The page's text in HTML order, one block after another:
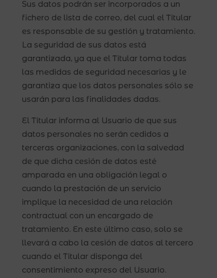
Sus datos podrán ser incorporados a un
fichero de lista de correo, del cual el Titular
es responsable de su gestión y tratamiento.
La seguridad de sus datos está
garantizada, ya que el Titular toma todas
las medidas de seguridad necesarias y le
garantiza que los datos personales sólo se
usarán para las finalidades dadas.
El Titular informa al Usuario de que sus
datos personales no serán cedidos a
terceras organizaciones, con la salvedad
de que dicha cesión de datos esté
amparada en una obligación legal o
cuando la prestación de un servicio
implique la necesidad de una relación
contractual con un encargado de
tratamiento. En este último caso, solo se
llevará a cabo la cesión de datos al tercero
cuando el Titular disponga del
consentimiento expreso del Usuario.